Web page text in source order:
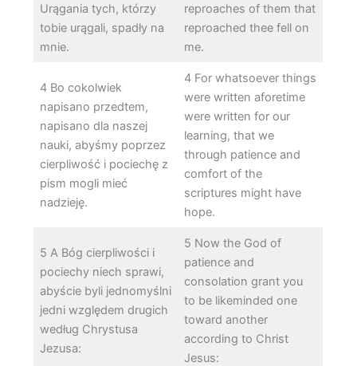
Urągania tych, którzy
tobie urągali, spadły na
mnie.
reproaches of them that
reproached thee fell on
me.
4 Bo cokolwiek
napisano przedtem,
napisano dla naszej
nauki, abyśmy poprzez
cierpliwość i pociechę z
pism mogli mieć
nadzieję.
4 For whatsoever things
were written aforetime
were written for our
learning, that we
through patience and
comfort of the
scriptures might have
hope.
5 A Bóg cierpliwości i
pociechy niech sprawi,
abyście byli jednomyślni
jedni względem drugich
według Chrystusa
Jezusa:
5 Now the God of
patience and
consolation grant you
to be likeminded one
toward another
according to Christ
Jesus: